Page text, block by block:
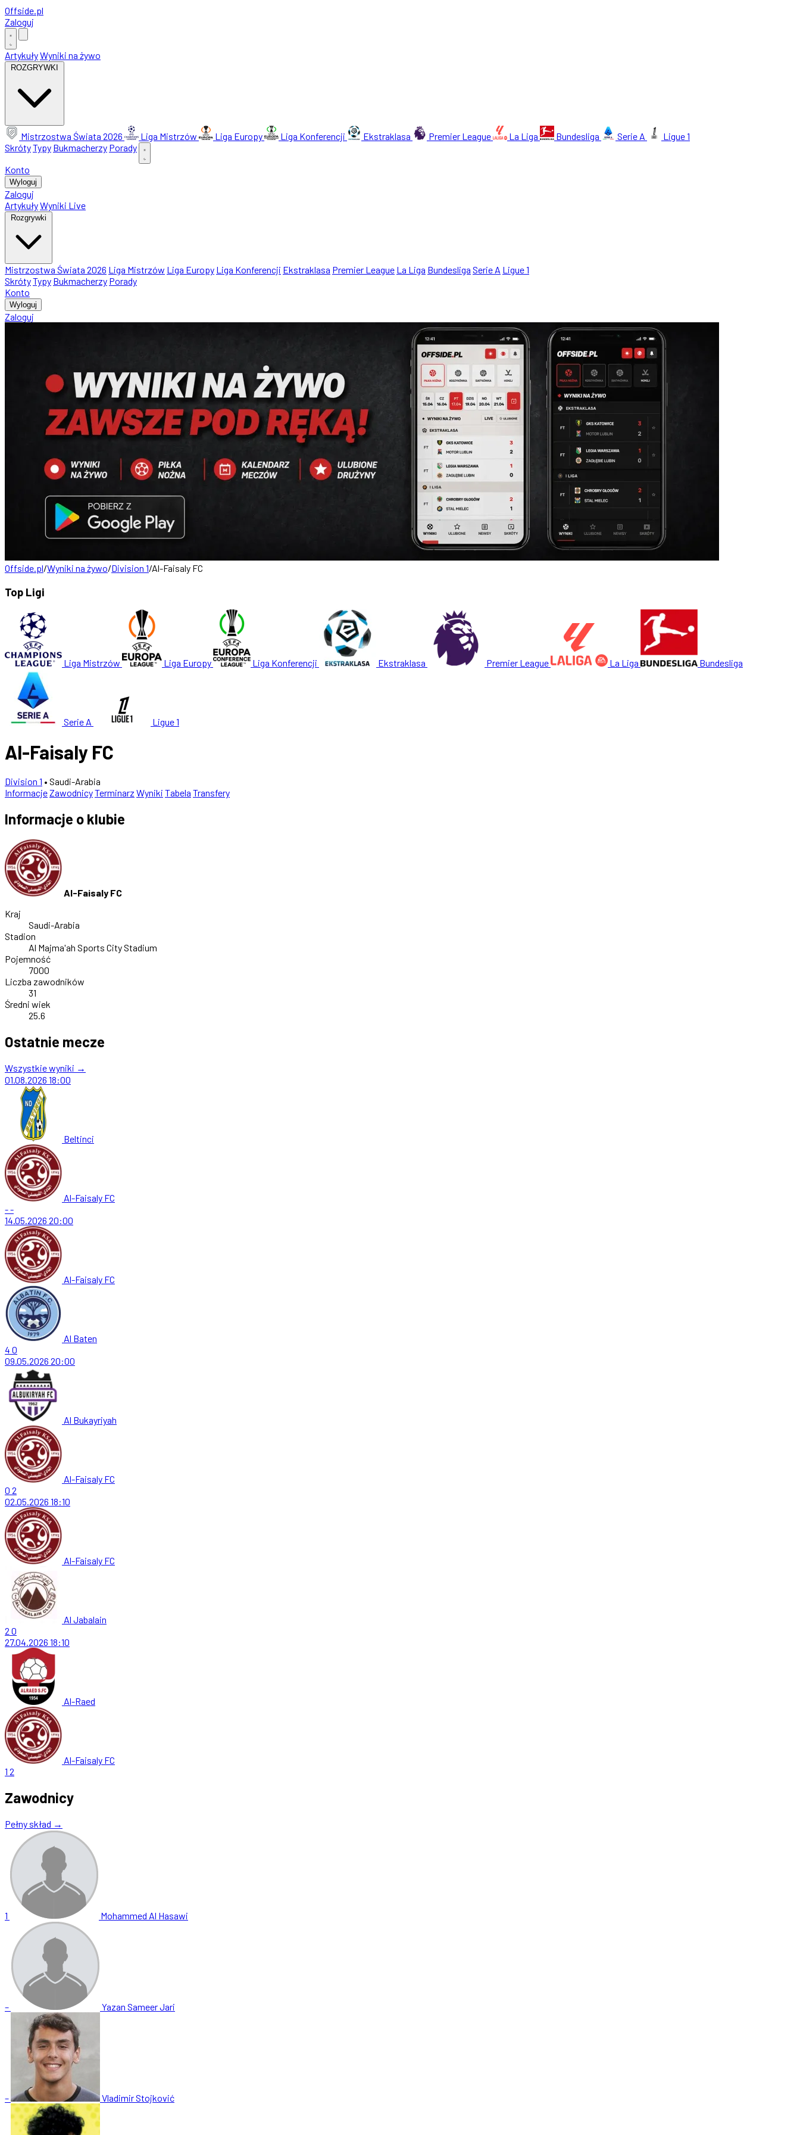
Offside.pl
Zaloguj
ArtykułyWyniki na żywo
ROZGRYWKI
Mistrzostwa Świata 2026 Liga Mistrzów Liga Europy Liga Konferencji Ekstraklasa Premier League La Liga Bundesliga Serie A
Ligue 1
SkrótyTypy Bukmacherzy Porady
Konto
Wyloguj
Zaloguj
ArtykułyWyniki Live
Rozgrywki
Mistrzostwa Świata 2026 Liga Mistrzów Liga Europy Liga Konferencji Ekstraklasa Premier League La Liga Bundesliga Serie A Ligue 1
SkrótyTypy Bukmacherzy Porady
Konto
Wyloguj
Zaloguj
Offside.pl/Wyniki na żywo/Division 1/Al-Faisaly FC
Top Ligi
Liga Mistrzów Liga Europy Liga Konferencji Ekstraklasa Premier League La Liga Bundesliga
Serie A Ligue 1
Al-Faisaly FC
Division 1 • Saudi-Arabia
InformacjeZawodnicyTerminarz Wyniki Tabela Transfery
Informacje o klubie
Al-Faisaly FC
Kraj
Saudi-Arabia
Stadion
Al Majma'ah Sports City Stadium
Pojemność
7000
Liczba zawodników
31
Średni wiek
25.6
Ostatnie mecze
Wszystkie wyniki →
01.08.2026 18:00
Beltinci
Al-Faisaly FC
--
14.05.2026 20:00
Al-Faisaly FC
Al Baten
4 0
09.05.2026 20:00
Al Bukayriyah
Al-Faisaly FC
0 2
02.05.2026 18:10
Al-Faisaly FC
Al Jabalain
2 0
27.04.2026 18:10
Al-Raed
Al-Faisaly FC
1 2
Zawodnicy
Pełny skład →
1 Mohammed Al Hasawi
– Yazan Sameer Jari
– Vladimir Stojković